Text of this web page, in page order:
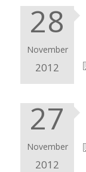
28
November
2012
27
November
2012